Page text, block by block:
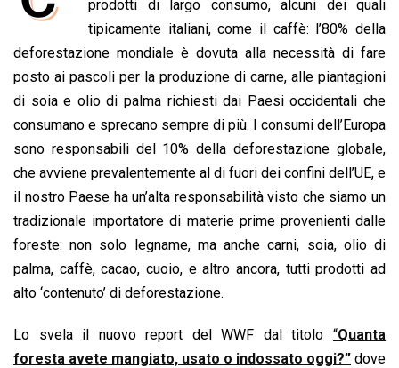
e
o
o
k
t
s
A
p
p
k
e
d
I
n
d
s
i
l
y
L
i
n
k
n
prodotti di largo consumo, alcuni dei quali
tipicamente italiani, come il caffè: l’80% della
deforestazione mondiale è dovuta alla necessità di fare
posto ai pascoli per la produzione di carne, alle piantagioni
di soia e olio di palma richiesti dai Paesi occidentali che
consumano e sprecano sempre di più. I consumi dell’Europa
sono responsabili del 10% della deforestazione globale,
che avviene prevalentemente al di fuori dei confini dell’UE, e
il nostro Paese ha un’alta responsabilità visto che siamo un
tradizionale importatore di materie prime provenienti dalle
foreste: non solo legname, ma anche carni, soia, olio di
palma, caffè, cacao, cuoio, e altro ancora, tutti prodotti ad
alto ‘contenuto’ di deforestazione.
Lo svela il nuovo report del WWF dal titolo “Quanta
foresta avete mangiato, usato o indossato oggi?” dove